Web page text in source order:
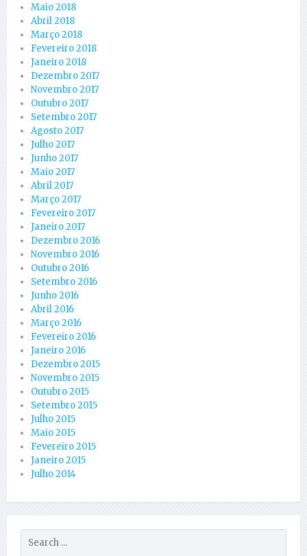
Maio 2018
Abril 2018
Março 2018
Fevereiro 2018
Janeiro 2018
Dezembro 2017
Novembro 2017
Outubro 2017
Setembro 2017
Agosto 2017
Julho 2017
Junho 2017
Maio 2017
Abril 2017
Março 2017
Fevereiro 2017
Janeiro 2017
Dezembro 2016
Novembro 2016
Outubro 2016
Setembro 2016
Junho 2016
Abril 2016
Março 2016
Fevereiro 2016
Janeiro 2016
Dezembro 2015
Novembro 2015
Outubro 2015
Setembro 2015
Julho 2015
Maio 2015
Fevereiro 2015
Janeiro 2015
Julho 2014